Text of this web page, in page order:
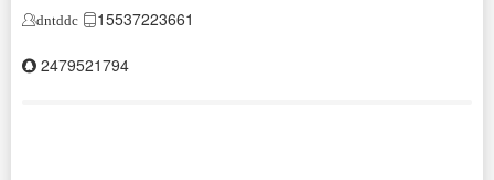
dntddc 15537223661
2479521794